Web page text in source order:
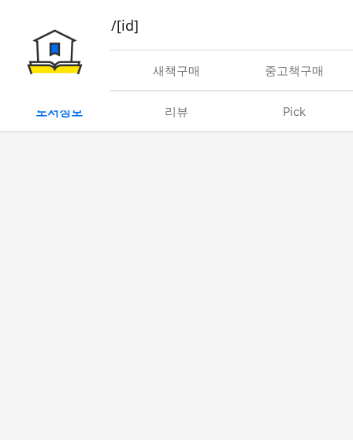
book/rent/[id]
대여 새책구매 중고책구매
도서정보 리뷰 Pick